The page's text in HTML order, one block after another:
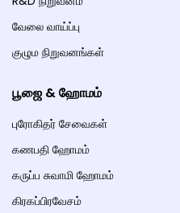
வேலை வாய்ப்பு
குழும நிறுவனங்கள்
பூஜை & ஹோமம்
புரோகிதர் சேவைகள்
கணபதி ஹோமம்
கருப்ப சுவாமி ஹோமம்
கிரகப்பிரவேசம்